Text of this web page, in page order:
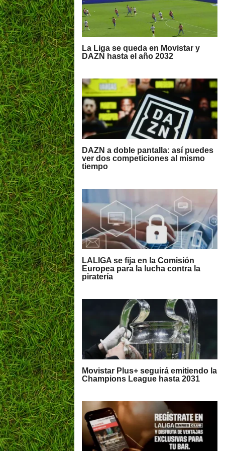
La Liga se queda en Movistar y
DAZN hasta el año 2032
DAZN a doble pantalla: así puedes
ver dos competiciones al mismo
tiempo
LALIGA se fija en la Comisión
Europea para la lucha contra la
piratería
Movistar Plus+ seguirá emitiendo la
Champions League hasta 2031